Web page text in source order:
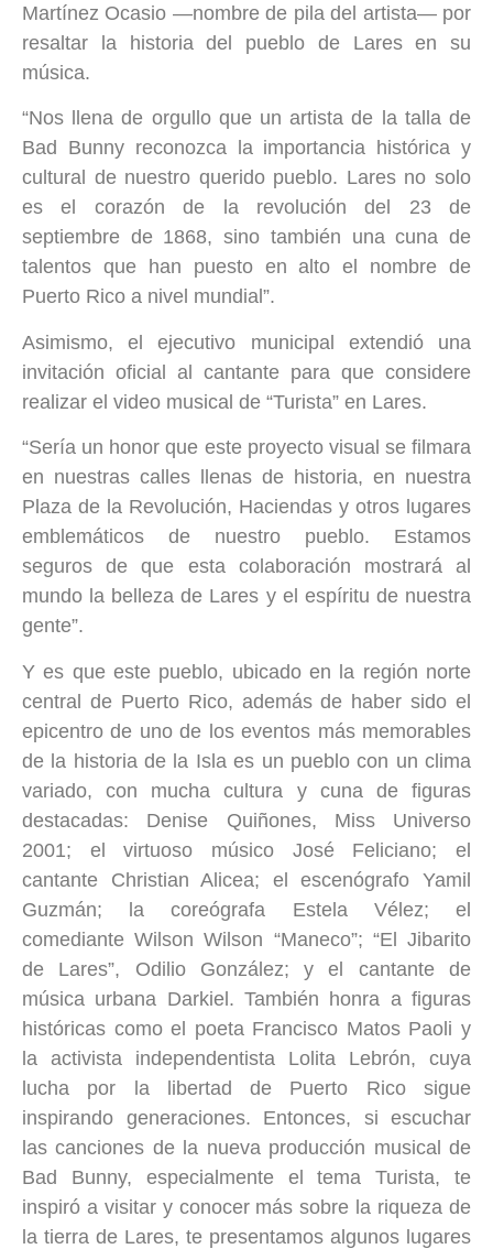
Martínez Ocasio —nombre de pila del artista— por
resaltar la historia del pueblo de Lares en su
música.
“Nos llena de orgullo que un artista de la talla de
Bad Bunny reconozca la importancia histórica y
cultural de nuestro querido pueblo. Lares no solo
es el corazón de la revolución del 23 de
septiembre de 1868, sino también una cuna de
talentos que han puesto en alto el nombre de
Puerto Rico a nivel mundial”.
Asimismo, el ejecutivo municipal extendió una
invitación oficial al cantante para que considere
realizar el video musical de “Turista” en Lares.
“Sería un honor que este proyecto visual se filmara
en nuestras calles llenas de historia, en nuestra
Plaza de la Revolución, Haciendas y otros lugares
emblemáticos de nuestro pueblo. Estamos
seguros de que esta colaboración mostrará al
mundo la belleza de Lares y el espíritu de nuestra
gente”.
Y es que este pueblo, ubicado en la región norte
central de Puerto Rico, además de haber sido el
epicentro de uno de los eventos más memorables
de la historia de la Isla es un pueblo con un clima
variado, con mucha cultura y cuna de figuras
destacadas: Denise Quiñones, Miss Universo
2001; el virtuoso músico José Feliciano; el
cantante Christian Alicea; el escenógrafo Yamil
Guzmán; la coreógrafa Estela Vélez; el
comediante Wilson Wilson “Maneco”; “El Jibarito
de Lares”, Odilio González; y el cantante de
música urbana Darkiel. También honra a figuras
históricas como el poeta Francisco Matos Paoli y
la activista independentista Lolita Lebrón, cuya
lucha por la libertad de Puerto Rico sigue
inspirando generaciones. Entonces, si escuchar
las canciones de la nueva producción musical de
Bad Bunny, especialmente el tema Turista, te
inspiró a visitar y conocer más sobre la riqueza de
la tierra de Lares, te presentamos algunos lugares